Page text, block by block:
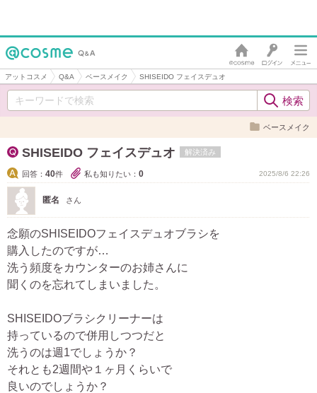
アットコスメ Q&A ベースメイク SHISEIDO フェイスデュオ
ベースメイク
SHISEIDO フェイスデュオ 解決済み
回答： 40件 私も知りたい： 0 2025/8/6 22:26
匿名 さん
念願のSHISEIDOフェイスデュオブラシを
購入したのですが…
洗う頻度をカウンターのお姉さんに
聞くのを忘れてしまいました。
SHISEIDOブラシクリーナーは
持っているので併用しつつだと
洗うのは週1でしょうか？
それとも2週間や１ヶ月くらいで
良いのでしょうか？